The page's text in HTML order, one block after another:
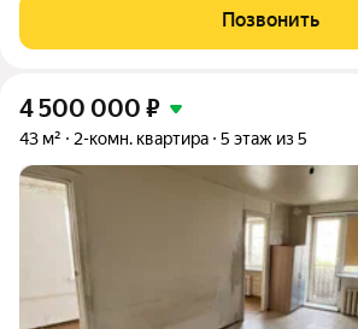
времени и предлагаем квартиры с уже
отделкой. Заезжайте и живите! ЖК
Позвонить
4 500 000 ₽
43 м² 2-комн. квартира 5 этаж из 5